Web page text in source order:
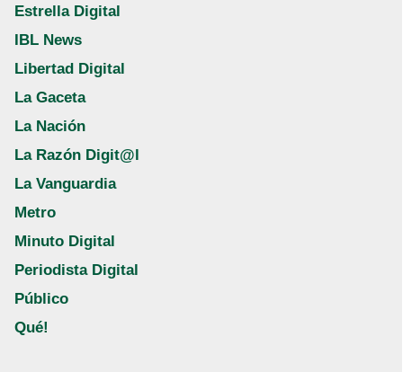
Estrella Digital
IBL News
Libertad Digital
La Gaceta
La Nación
La Razón Digit@l
La Vanguardia
Metro
Minuto Digital
Periodista Digital
Público
Qué!